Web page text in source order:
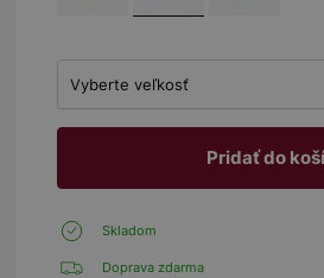
Vyberte veľkosť
Pridať do
Skladom
Doprava zdarma